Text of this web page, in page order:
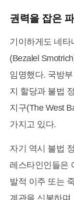
권력을 잡은
기이하게도 네타
(Bezalel
임명했다. 국방
지 할당과 불법
지구(The West
가지고 있다.
자기 역시 불법
레스타인인들은
발적 이주 또는